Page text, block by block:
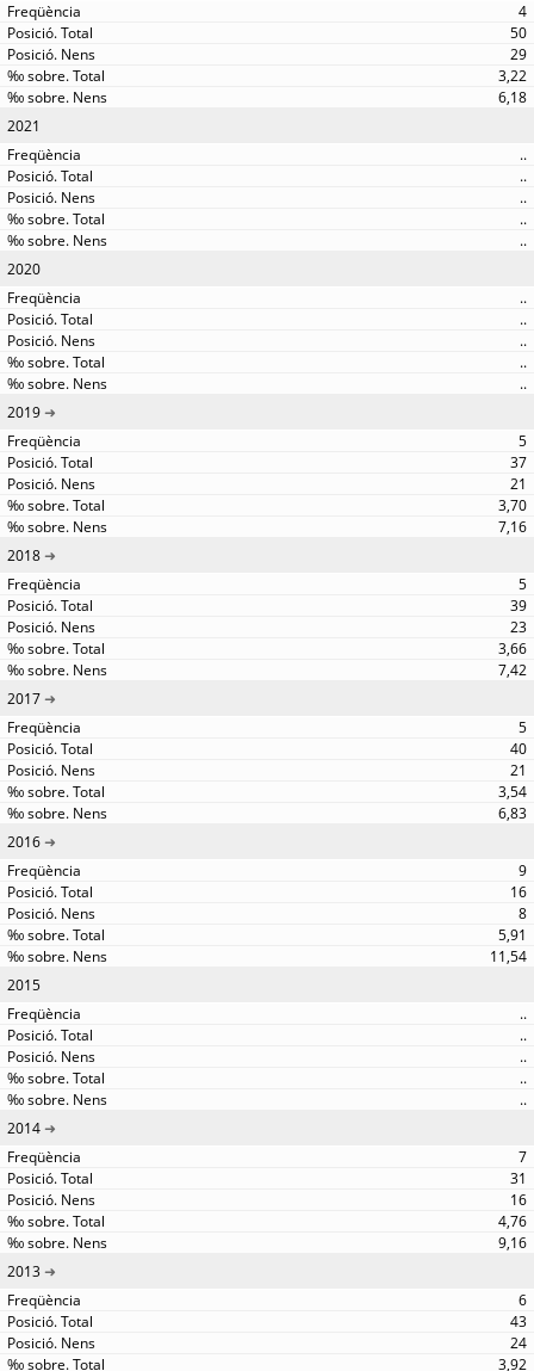
4
50
29
3,22
6,18
2021
..
..
..
..
..
2020
..
..
..
..
..
2019
5
37
21
3,70
7,16
2018
5
39
23
3,66
7,42
2017
5
40
21
3,54
6,83
2016
9
16
8
5,91
11,54
2015
..
..
..
..
..
2014
7
31
16
4,76
9,16
2013
6
43
24
3,92